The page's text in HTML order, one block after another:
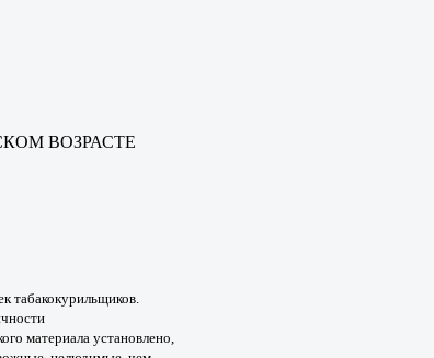
ВОЗРАСТЕ
табакокурильщиков.
материалаустановлено,